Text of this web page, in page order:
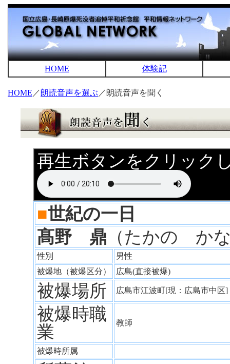
HOME 体験記
HOME ／朗読音声を選ぶ ／朗読音声を聞く
再生ボタンをクリック
■世紀の一日
髙野 鼎 （たかの か
性別
男性
被爆地（被爆区分）
広島(直接被爆)
被爆場所 広島市江波町[現：広島市中
被爆時職
業
教師
被爆時所属